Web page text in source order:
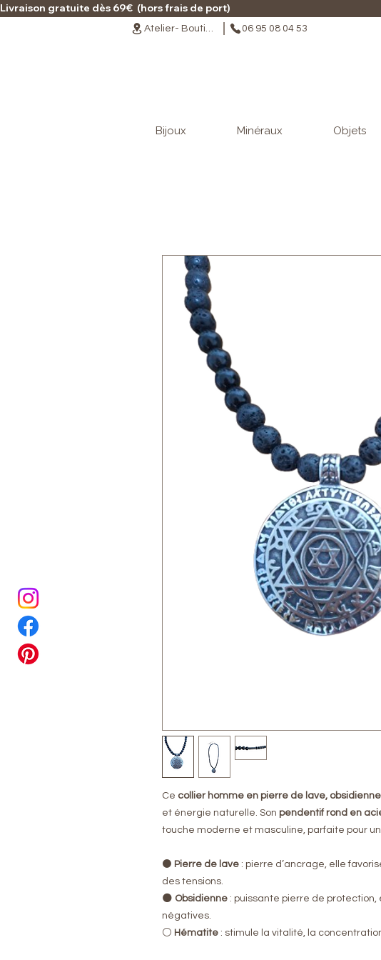
Livraison
06 95 08 04 53
Bijoux Minéraux Objets
Ce collier homme en pierre de lave,
et énergie naturelle. Son pendentif rond en
touche moderne et masculine, parfaite pour
⚫ Pierre de lave : pierre d’ancrage, elle
des tensions.
🌑 Obsidienne : puissante pierre de
négatives.
⚪ Hématite : stimule la vitalité, la